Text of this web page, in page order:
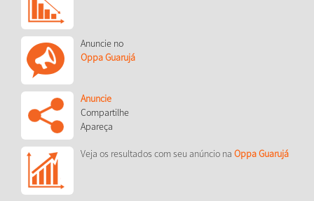
Anuncie no
Oppa Guarujá
Anuncie
Compartilhe
Apareça
Veja os resultados com seu anúncio na Oppa Guarujá